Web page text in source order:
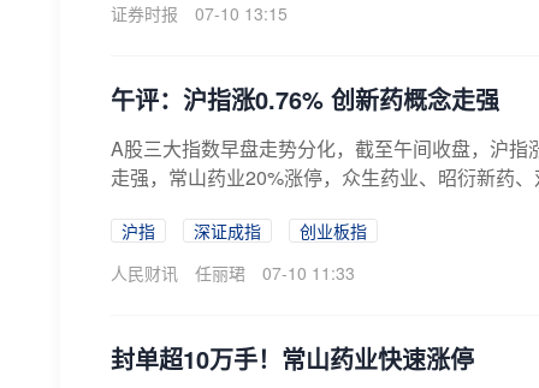
证券时报
07-10 13:15
午评：沪指涨0.76% 创新药概念走强
A股三大指数早盘走势分化，截至午间收盘，沪
走强，常山药业20%涨停，众生药业、昭衍新药
沪指 深证成指
创业板指
人民财讯
任丽珺 07-10 11:33
封单超10万手！常山药业快速涨停